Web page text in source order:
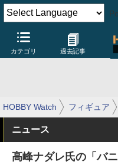
カテゴリ 過去記事
HOBBY Watch フィギュア
ニュース
高峰ナダレ氏の「バ